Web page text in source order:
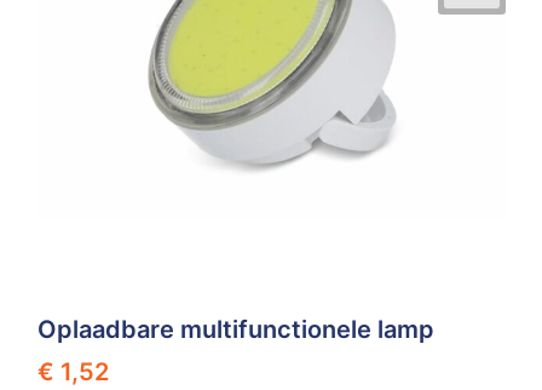
Oplaadbare multifunctionele lamp
€ 1,52